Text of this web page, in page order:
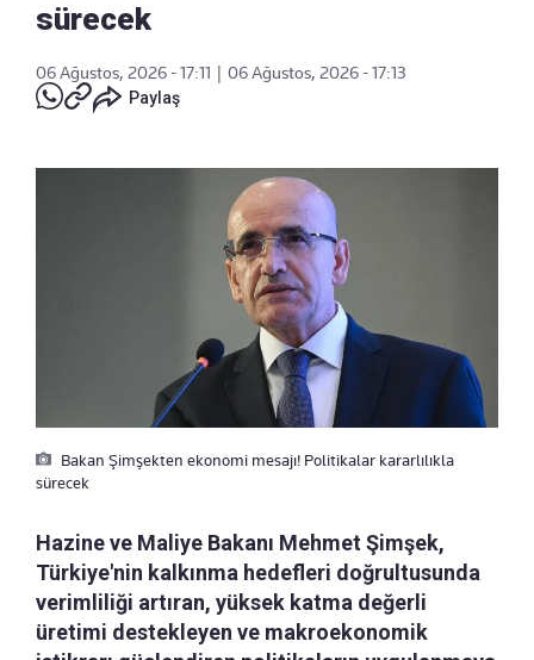
sürecek
06 Ağustos, 2026 - 17:11
06 Ağustos, 2026 - 17:13
Paylaş
Bakan Şimşekten ekonomi mesajı! Politikalar kararlılıkla
sürecek
Hazine ve Maliye Bakanı Mehmet Şimşek,
Türkiye'nin kalkınma hedefleri doğrultusunda
verimliliği artıran, yüksek katma değerli
üretimi destekleyen ve makroekonomik